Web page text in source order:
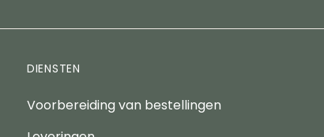
DIENSTEN
Voorbereiding van bestellingen